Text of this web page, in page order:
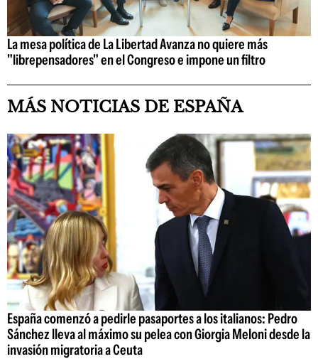
La mesa política de La Libertad Avanza no quiere más
"librepensadores" en el Congreso e impone un filtro
MÁS NOTICIAS DE ESPAÑA
España comenzó a pedirle pasaportes a los italianos: Pedro
Sánchez lleva al máximo su pelea con Giorgia Meloni desde la
invasión migratoria a Ceuta